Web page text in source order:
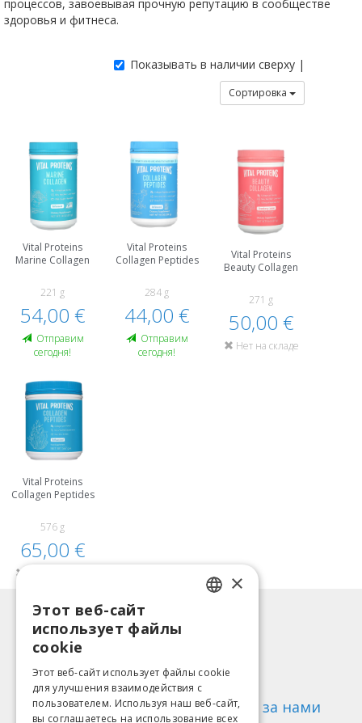
процессов, завоевывая прочную репутацию в сообществе
здоровья и фитнеса.
Показывать в наличии сверху |
Сортировка
Vital Proteins
Marine Collagen
221 g
54,00 €
Oтправим
сегодня!
Vital Proteins
Collagen Peptides
284 g
44,00 €
Oтправим
сегодня!
Vital Proteins
Beauty Collagen
271 g
50,00 €
Нет на складе
Vital Proteins
Collagen Peptides
576 g
65,00 €
Информация
Возврат товара
О нас Следи за нами
LITHUANIAN
ESTONIAN
×
Этот веб-сайт
использует файлы
cookie
Этот веб-сайт использует файлы cookie
для улучшения взаимодействия с
пользователем. Используя наш веб-сайт,
вы соглашаетесь на использование всех